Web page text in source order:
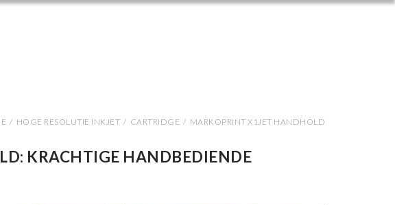
/ HOGE RESOLUTIE INKJET / CARTRIDGE / MARKOPRINT X1JET HANDHOLD
KRACHTIGE HANDBEDIENDE